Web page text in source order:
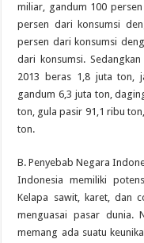
miliar, gandum 100
persen dari konsumsi
persen dari konsumsi
dari konsumsi.
2013 beras 1,8 juta ton,
gandum 6,3 juta ton,
ton, gula pasir 91,1 ribu
ton.
B. Penyebab Negara
Indonesia memiliki
Kelapa sawit, karet, dan
menguasai pasar dunia.
memang ada suatu